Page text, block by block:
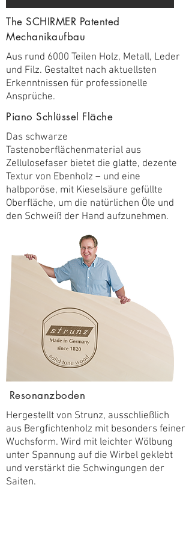
The SCHIRMER Patented
Mechanikaufbau
Aus rund 6000 Teilen Holz, Metall, Leder
und Filz. Gestaltet nach aktuellsten
Erkenntnissen für professionelle
Ansprüche.
Piano Schlüssel Fläche
Das schwarze
Tastenoberflächenmaterial aus
Zellulosefaser bietet die glatte, dezente
Textur von Ebenholz – und eine
halbporöse, mit Kieselsäure gefüllte
Oberfläche, um die natürlichen Öle und
den Schweiß der Hand aufzunehmen.
Resonanzboden
Hergestellt von Strunz, ausschließlich
aus Bergfichtenholz mit besonders feiner
Wuchsform. Wird mit leichter Wölbung
unter Spannung auf die Wirbel geklebt
und verstärkt die Schwingungen der
Saiten.